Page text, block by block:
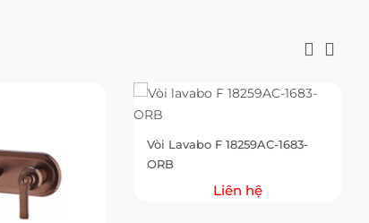
Vòi Lavabo F 18259AC-1683-
ORB
Liên hệ